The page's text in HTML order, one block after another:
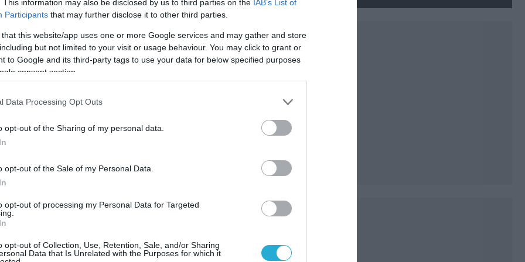
This information may also be disclosed by us to third parties on the IAB’s List of
Participants that may further disclose it to other third parties.
that this website/app uses one or more Google services and may gather and store
but not limited to your visit or usage behaviour. You may click to grant or
to Google and its third-party tags to use your data for below specified purposes
consent section.
Data Processing Opt Outs
opt-out of the Sharing of my personal data.
opt-out of the Sale of my Personal Data.
opt-out of processing my Personal Data for Targeted
opt-out of Collection, Use, Retention, Sale, and/or Sharing
Data that Is Unrelated with the Purposes for which it
στη Δικαιοσύνη», ανέφερε.
ΑΡΘΡΟ
(βίντεο)